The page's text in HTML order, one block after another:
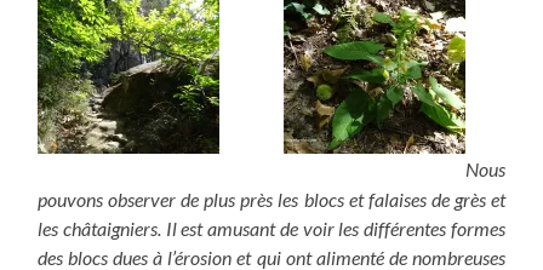
Nous
pouvons observer de plus près les blocs et falaises de grès et
les châtaigniers. Il est amusant de voir les différentes formes
des blocs dues à l’érosion et qui ont alimenté de nombreuses